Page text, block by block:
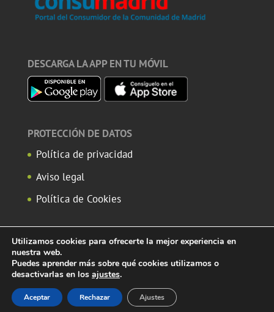
DESCARGA LA APP EN TU MÓVIL
PROTECCIÓN DE DATOS
Política de privacidad
Aviso legal
Política de Cookies
Copyright© 2019 Montejo de la Sierra. Todos los derechos
reservados |
Diseño EDB | Fotos Julio F. Brun | Luciano P. Montes
Utilizamos cookies para ofrecerte la mejor experiencia en
nuestra web.
Puedes aprender más sobre qué cookies utilizamos o
desactivarlas en los ajustes.
Aceptar Rechazar Ajustes